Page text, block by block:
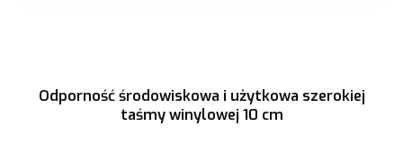
Odporność środowiskowa i użytkowa szerokiej
taśmy winylowej 10 cm